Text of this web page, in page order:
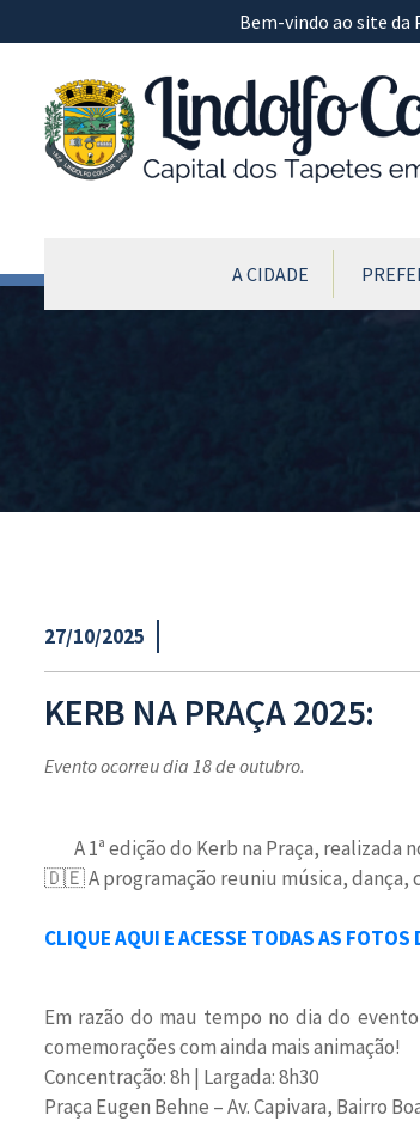
Bem-vindo ao site da
CONTEÚDO DO MENU
A CIDADE
Conteúdo Principal
27/10/2025
KERB NA PRAÇA 2025:
Evento ocorreu dia 18 de outubro.
A 1ª edição do Kerb na Praça,
🇩🇪 A programação reuniu música, dança,
CLIQUE AQUI E ACESSE TODAS AS FOTOS
Em razão do mau tempo no dia do
comemorações com ainda mais animação!
Concentração: 8h | Largada: 8h30
Praça Eugen Behne – Av. Capivara, Bairro